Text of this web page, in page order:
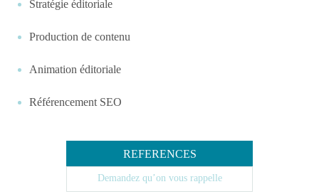
Stratégie éditoriale
Production de contenu
Animation éditoriale
Référencement SEO
REFERENCES
Demandez qu’on vous rappelle